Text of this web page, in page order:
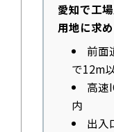
愛知で工
用地に求
前面
で12m
高速
内
出入